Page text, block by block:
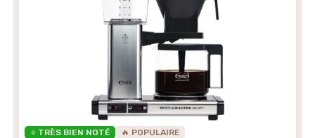
⭐ TRÈS BIEN NOTÉ 🔥 POPULAIRE